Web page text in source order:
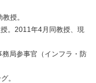
授。
。2011年4月同教授、現
局参事官（インフラ・防
。